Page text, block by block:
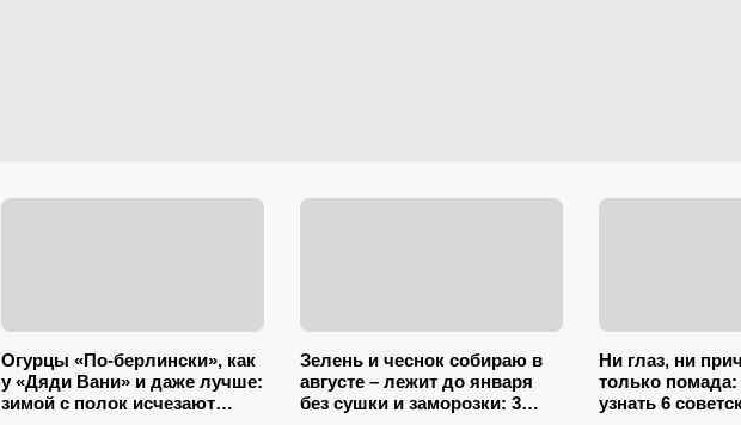
Огурцы «По-берлински», как
у «Дяди Вани» и даже лучше:
зимой с полок исчезают
Зелень и чеснок собираю в
августе – лежит до января
без сушки и заморозки: 3
Ни глаз, ни
только
узнать 6